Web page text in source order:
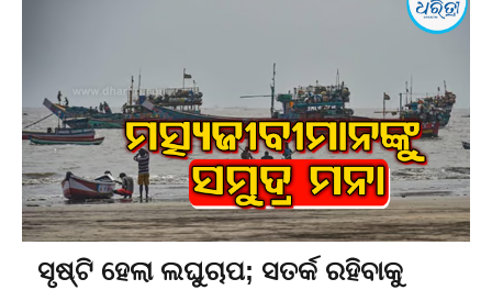
ସୃଷ୍ଟି ହେଲା ଲଘୁଚାପ; ସତର୍କ ରହିବାକୁ